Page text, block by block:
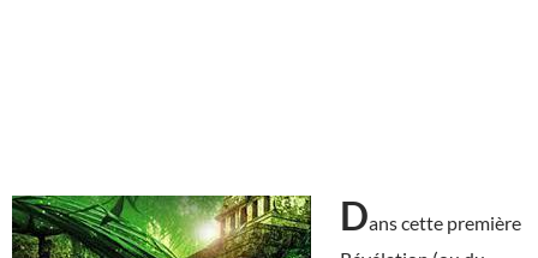
Dans cette première